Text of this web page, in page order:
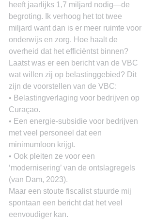
heeft jaarlijks 1,7 miljard nodig―de
begroting. Ik verhoog het tot twee
miljard want dan is er meer ruimte voor
onderwijs en zorg. Hoe haalt de
overheid dat het efficiëntst binnen?
Laatst was er een bericht van de VBC
wat willen zij op belastinggebied? Dit
zijn de voorstellen van de VBC:
• Belastingverlaging voor bedrijven op
Curaçao.
• Een energie-subsidie voor bedrijven
met veel personeel dat een
minimumloon krijgt.
• Ook pleiten ze voor een
‘modernisering’ van de ontslagregels
(van Dam, 2023).
Maar een stoute fiscalist stuurde mij
spontaan een bericht dat het veel
eenvoudiger kan.